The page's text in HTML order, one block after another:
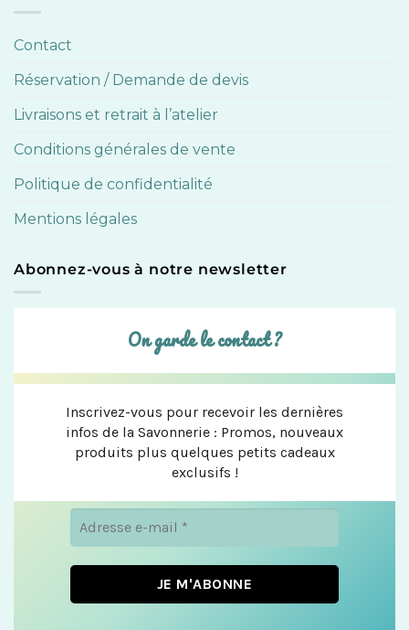
Contact
Réservation / Demande de devis
Livraisons et retrait à l’atelier
Conditions générales de vente
Politique de confidentialité
Mentions légales
Abonnez-vous à notre newsletter
On garde le contact ?
Inscrivez-vous pour recevoir les dernières
infos de la Savonnerie : Promos, nouveaux
produits plus quelques petits cadeaux
exclusifs !